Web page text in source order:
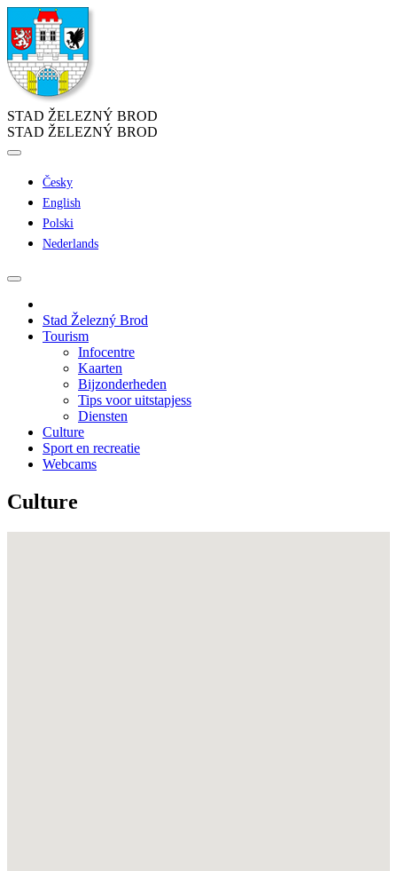
STAD ŽELEZNÝ BROD
STAD ŽELEZNÝ BROD
Česky
English
Polski
Nederlands
Stad Železný Brod
Tourism
Infocentre
Kaarten
Bijzonderheden
Tips voor uitstapjess
Diensten
Culture
Sport en recreatie
Webcams
Culture